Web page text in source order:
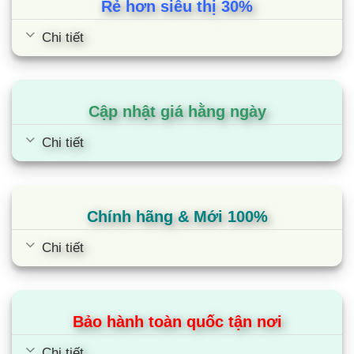
Nhờ đó, lò nướng Electrolux EOC5400AOX giúp
thời gian hơn.
Vỉ nướng của lò được làm bằng chất liệu thép mạ
sức khoẻ. Với vỉ nướng này, bạn có thể đặt bánh
Khay nướng được tráng men rất dày và cứng cáp,
thường được đặt ở dưới vỉ nướng để hứng dầu
mỡ chảy xuống hoặc đặt các loại bánh vào để
trở nên dễ dàng hơn mà không cần tốn nhiều thời
Rẻ hơn siêu thị 30%
Chi tiết
Cập nhật giá hằng ngày
Chi tiết
Chính hãng & Mới 100%
Chi tiết
Bảo hành toàn quốc tận nơi